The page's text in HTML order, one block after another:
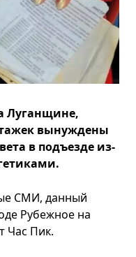
Луганщине,
вынуждены
в подъезде из-
СМИ, данный
Рубежное на
Час Пик.